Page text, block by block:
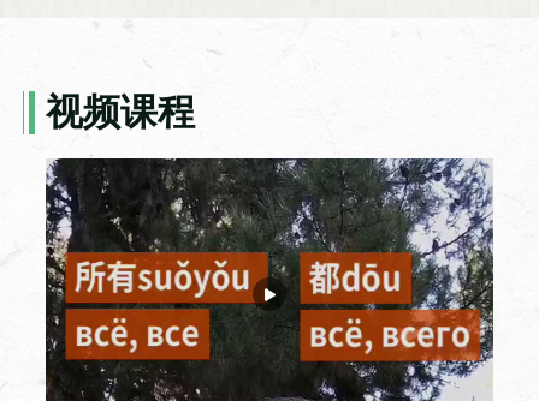
汉语综合
课时
90 课时
使用教材
HSK标准教程 4上
视频课程